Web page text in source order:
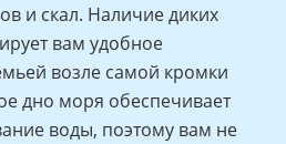
и скал. Наличие диких
вам удобное
возле самой кромки
дно моря обеспечивает
воды, поэтому вам не